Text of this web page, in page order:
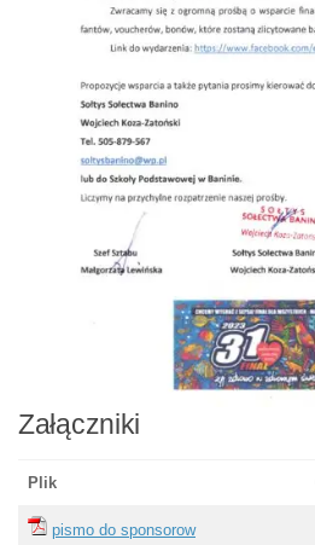
Załączniki
Plik
pismo do sponsorow